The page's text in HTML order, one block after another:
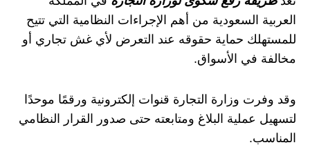
العربية السعودية من أهم الإجراءات النظامية التي تتيح
للمستهلك حماية حقوقه عند التعرض لأي غش تجاري أو
مخالفة في الأسواق.
وقد وفرت وزارة التجارة قنوات إلكترونية ورقمًا موحدًا
لتسهيل عملية البلاغ ومتابعته حتى صدور القرار النظامي
المناسب.